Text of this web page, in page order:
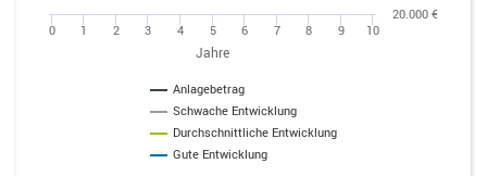
Jahre
Anlagebetrag
Schwache Entwicklung
Durchschnittliche Entwicklung
Gute Entwicklung
0 1 2 3 4 5 6 7 8 9 10
20.000 €